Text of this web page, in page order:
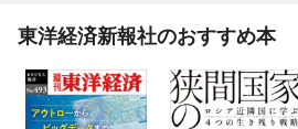
東洋経済新報社のおすすめ本